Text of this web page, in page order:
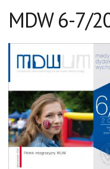
MDW 6-7/